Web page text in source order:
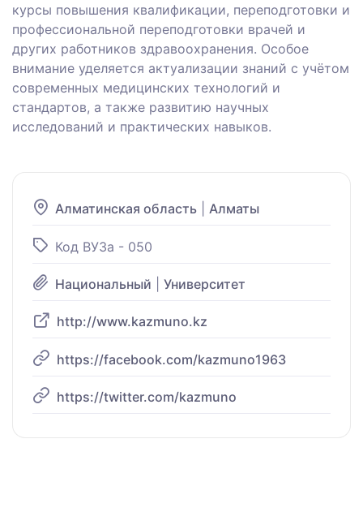
курсы повышения квалификации, переподготовки и
профессиональной переподготовки врачей и
других работников здравоохранения. Особое
внимание уделяется актуализации знаний с учётом
современных медицинских технологий и
стандартов, а также развитию научных
исследований и практических навыков.
Алматинская область Алматы
Код ВУЗа - 050
Национальный Университет
http://www.kazmuno.kz
https://facebook.com/kazmuno1963
https://twitter.com/kazmuno